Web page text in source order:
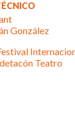
González
Teatro